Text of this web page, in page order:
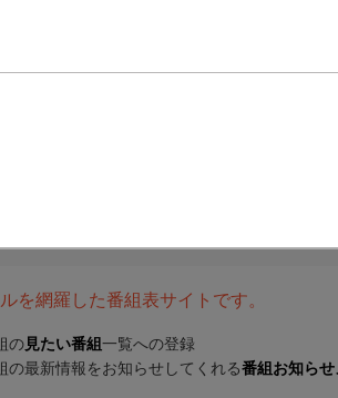
を網羅した番組表サイトです。
の 見たい番組 一覧への登録
の最新情報をお知らせしてくれる番組お知ら